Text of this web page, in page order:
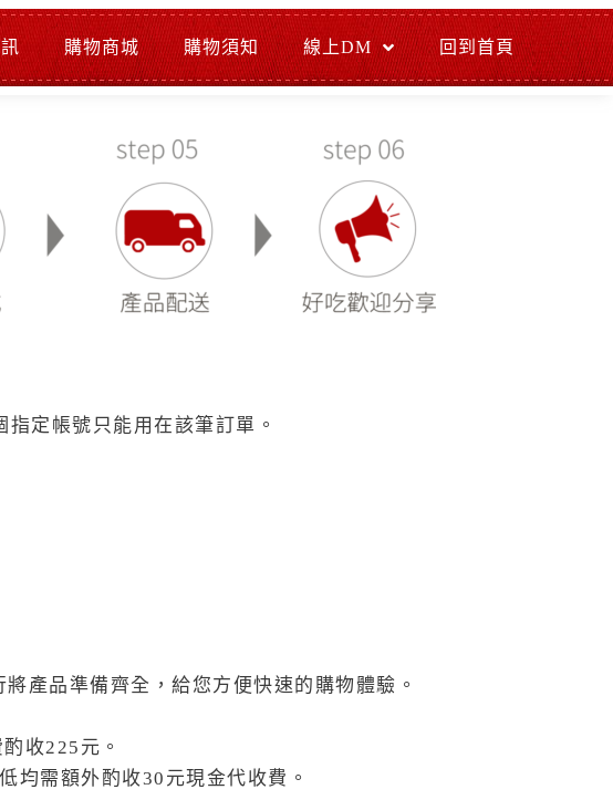
購物商城 購物須知 線上DM 回到首頁
定帳號只能用在該筆訂單。
將產品準備齊全，給您方便快速的購物體驗。
收225元。
均需額外酌收30元現金代收費。